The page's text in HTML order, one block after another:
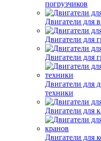
погрузчиков
Двигатели для
Двигатели для
Двигатели для
Двигатели для
техники
Двигатели для
Двигатели для